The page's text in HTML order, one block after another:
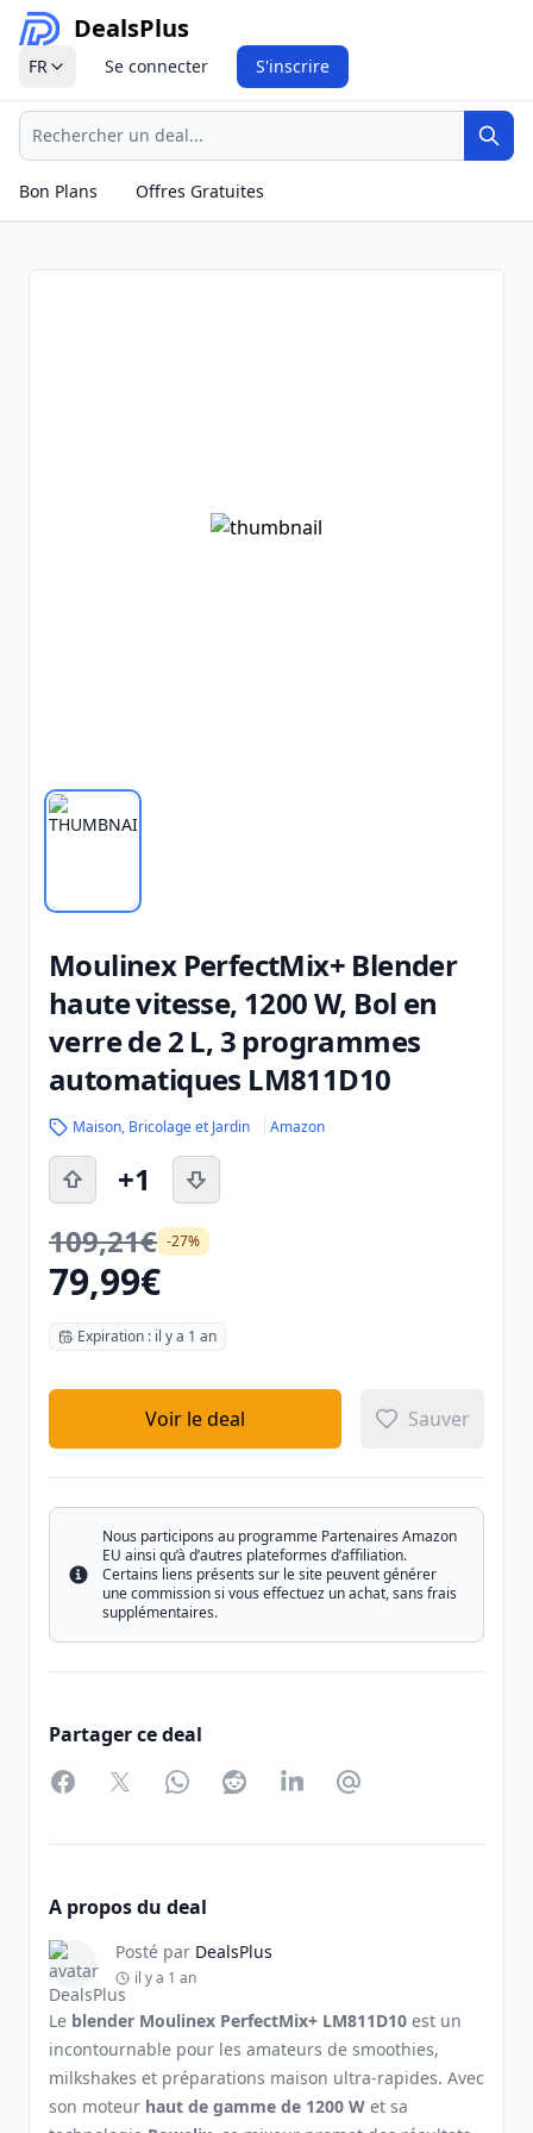
DealsPlus
FR Se connecter S'inscrire
Recherche
Bon Plans
Offres Gratuites
Moulinex PerfectMix+ Blender
haute vitesse, 1200 W, Bol en
verre de 2 L, 3 programmes
automatiques LM811D10
Maison, Bricolage et Jardin Amazon
+1
109,21€ -27%
79,99€
Expiration : il y a 1 an
Voir le deal Sauver
Info
Nous participons au programme Partenaires Amazon
EU ainsi qu’à d’autres plateformes d’affiliation.
Certains liens présents sur le site peuvent générer
une commission si vous effectuez un achat, sans frais
supplémentaires.
Partager ce deal
FacebookTwitterWhatsAppRedditLinkedInPartager par Email
A propos du deal
Posté par DealsPlus
il y a 1 an
Le blender Moulinex PerfectMix+ LM811D10 est un
incontournable pour les amateurs de smoothies,
milkshakes et préparations maison ultra-rapides. Avec
son moteur haut de gamme de 1200 W et sa